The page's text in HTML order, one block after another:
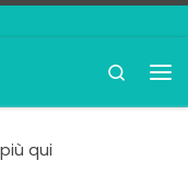
Search
qui